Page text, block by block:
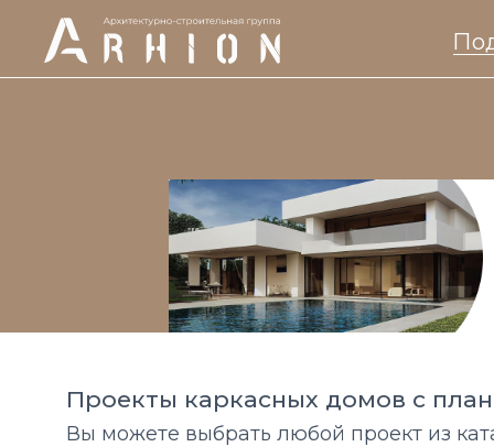
Проекты каркасных домов с
Вы можете выбрать любой проект из